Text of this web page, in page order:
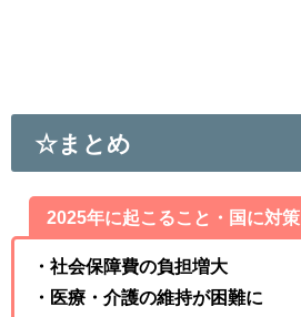
☆まとめ
2025年に起こること・国に対策
・社会保障費の負担増大
・医療・介護の維持が困難に